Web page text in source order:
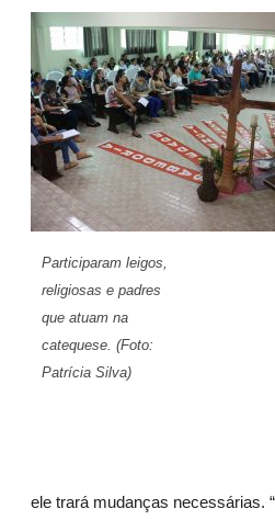
Participaram leigos,
religiosas e padres
que atuam na
catequese. (Foto:
Patrícia Silva)
ele trará mudanças necessárias.